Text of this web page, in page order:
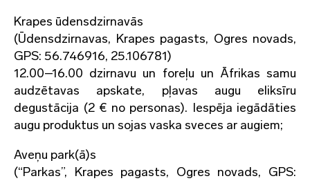
Krapes ūdensdzirnavās
(Ūdensdzirnavas, Krapes pagasts, Ogres novads,
GPS: 56.746916, 25.106781)
12.00–16.00 dzirnavu un foreļu un Āfrikas samu
audzētavas apskate, pļavas augu eliksīru
degustācija (2 € no personas). Iespēja iegādāties
augu produktus un sojas vaska sveces ar augiem;
Aveņu park(ā)s
(“Parkas”, Krapes pagasts, Ogres novads, GPS: